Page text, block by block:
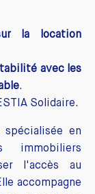
la location
avec les
.
Solidaire.
en
immobiliers
l'accès au
accompagne